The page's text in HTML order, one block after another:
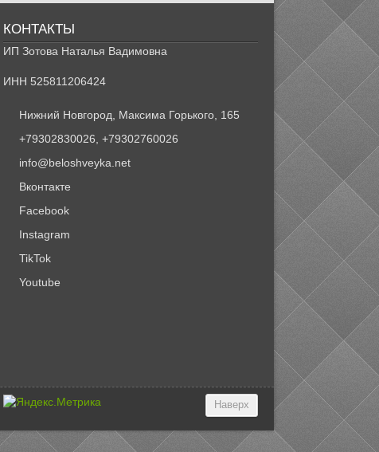
КОНТАКТЫ
ИП Зотова Наталья Вадимовна
ИНН 525811206424
Нижний Новгород, Максима Горького, 165
+79302830026, +79302760026
info@beloshveyka.net
Вконтакте
Facebook
Instagram
TikTok
Youtube
Наверх